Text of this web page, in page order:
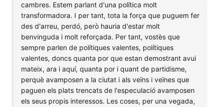
cambres. Estem parlant d'una política molt
transformadora. I per tant, tota la força que puguem fer
des d'arreu, perdó, però hauria d'estar molt
benvinguda i molt reforçada. Per tant, vostès que
sempre parlen de polítiques valentes, polítiques
valentes, doncs quanta por que estan demostrant avui
mateix, ara i aquí, quanta por i quant de partidisme,
perquè avamposen a la ciutat i als veïns i veïnes que
paguen els plats trencats de l'especulació avamposen
els seus propis interessos. Les coses, per una vegada,